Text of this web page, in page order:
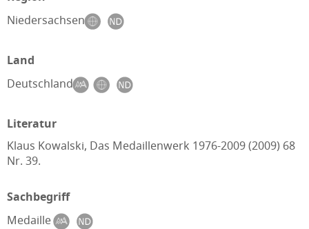
Niedersachsen
Land
Deutschland
Literatur
Klaus Kowalski, Das Medaillenwerk 1976-2009 (2009) 68
Nr. 39.
Sachbegriff
Medaille